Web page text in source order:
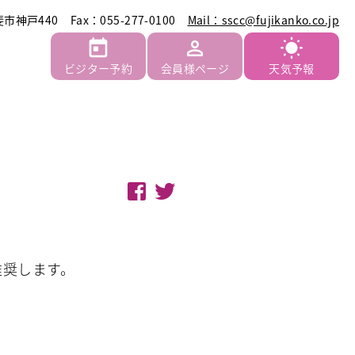
神戸440 Fax：055-277-0100 Mail：sscc@fujikanko.co.jp
ビジター予約 会員様ページ 天気予報
します。